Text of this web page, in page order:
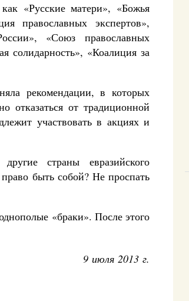
как «Русские матери», «Божья
православных экспертов»,
, «Союз православных
солидарность», «Коалиция за
рекомендации, в которых
отказаться от традиционной
участвовать в акциях и
страны евразийского
быть собой? Не проспать
«браки». После этого
9 июля 2013 г.